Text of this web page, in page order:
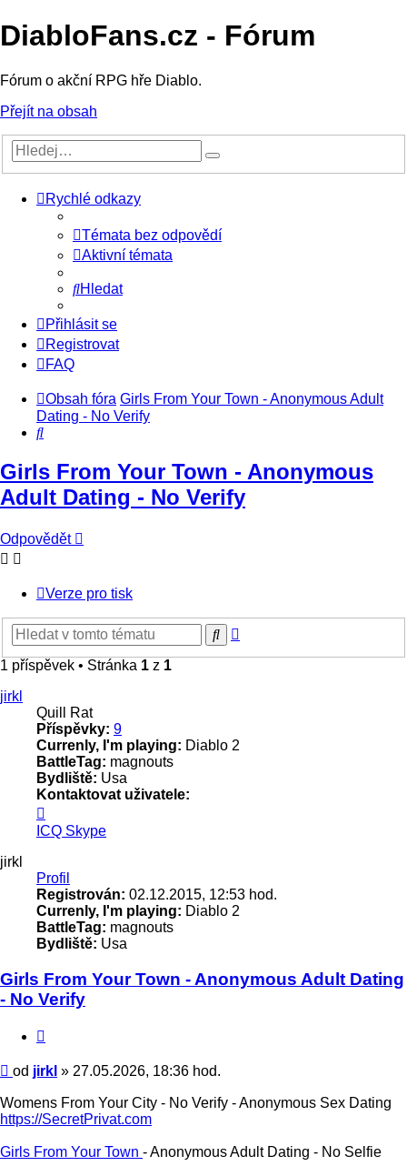
DiabloFans.cz - Fórum
Fórum o akční RPG hře Diablo.
Přejít na obsah
Rychlé odkazy
Témata bez odpovědí
Aktivní témata
Hledat
Přihlásit se
Registrovat
FAQ
Obsah fóra Girls From Your Town - Anonymous Adult
Dating - No Verify
Hledat
Girls From Your Town - Anonymous
Adult Dating - No Verify
Odpovědět
Verze pro tisk
Hledat
1 příspěvek • Stránka 1 z 1
jirkl
Quill Rat
Příspěvky: 9
Currenly, I'm playing: Diablo 2
BattleTag: magnouts
Bydliště: Usa
Kontaktovat uživatele:
uživatele
jirkl
ICQ Skype
jirkl
Profil
Registrován: 02.12.2015, 12:53 hod.
Currenly, I'm playing: Diablo 2
BattleTag: magnouts
Bydliště: Usa
Girls From Your Town - Anonymous Adult Dating
- No Verify
Příspěvek
od jirkl » 27.05.2026, 18:36 hod.
Womens From Your City - No Verify - Anonymous Sex Dating
https://SecretPrivat.com
Girls From Your Town - Anonymous Adult Dating - No Selfie